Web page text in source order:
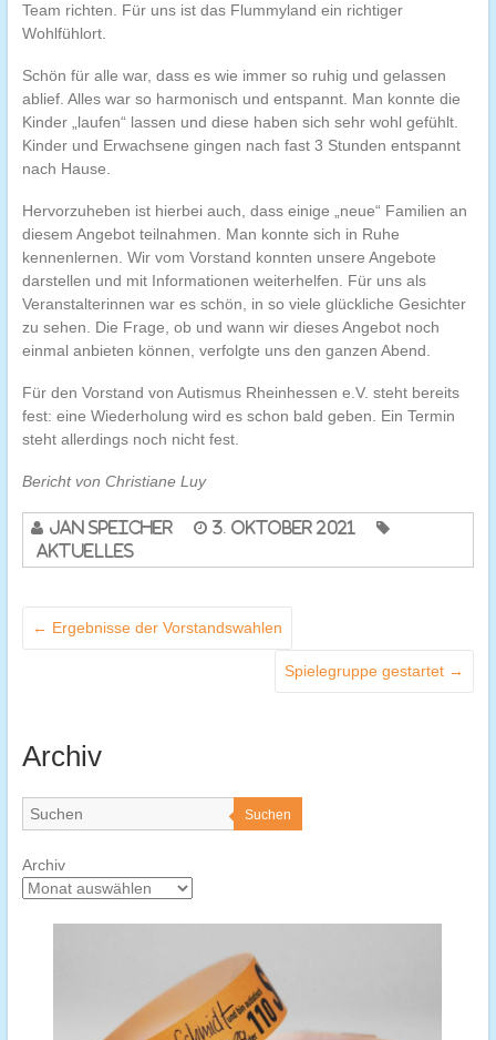
Team richten. Für uns ist das Flummyland ein richtiger
Wohlfühlort.
Schön für alle war, dass es wie immer so ruhig und gelassen
ablief. Alles war so harmonisch und entspannt. Man konnte die
Kinder „laufen“ lassen und diese haben sich sehr wohl gefühlt.
Kinder und Erwachsene gingen nach fast 3 Stunden entspannt
nach Hause.
Hervorzuheben ist hierbei auch, dass einige „neue“ Familien an
diesem Angebot teilnahmen. Man konnte sich in Ruhe
kennenlernen. Wir vom Vorstand konnten unsere Angebote
darstellen und mit Informationen weiterhelfen. Für uns als
Veranstalterinnen war es schön, in so viele glückliche Gesichter
zu sehen. Die Frage, ob und wann wir dieses Angebot noch
einmal anbieten können, verfolgte uns den ganzen Abend.
Für den Vorstand von Autismus Rheinhessen e.V. steht bereits
fest: eine Wiederholung wird es schon bald geben. Ein Termin
steht allerdings noch nicht fest.
Bericht von Christiane Luy
Jan Speicher
3. Oktober 2021
Aktuelles
← Ergebnisse der Vorstandswahlen
Spielegruppe gestartet →
Archiv
Suchen
Archiv